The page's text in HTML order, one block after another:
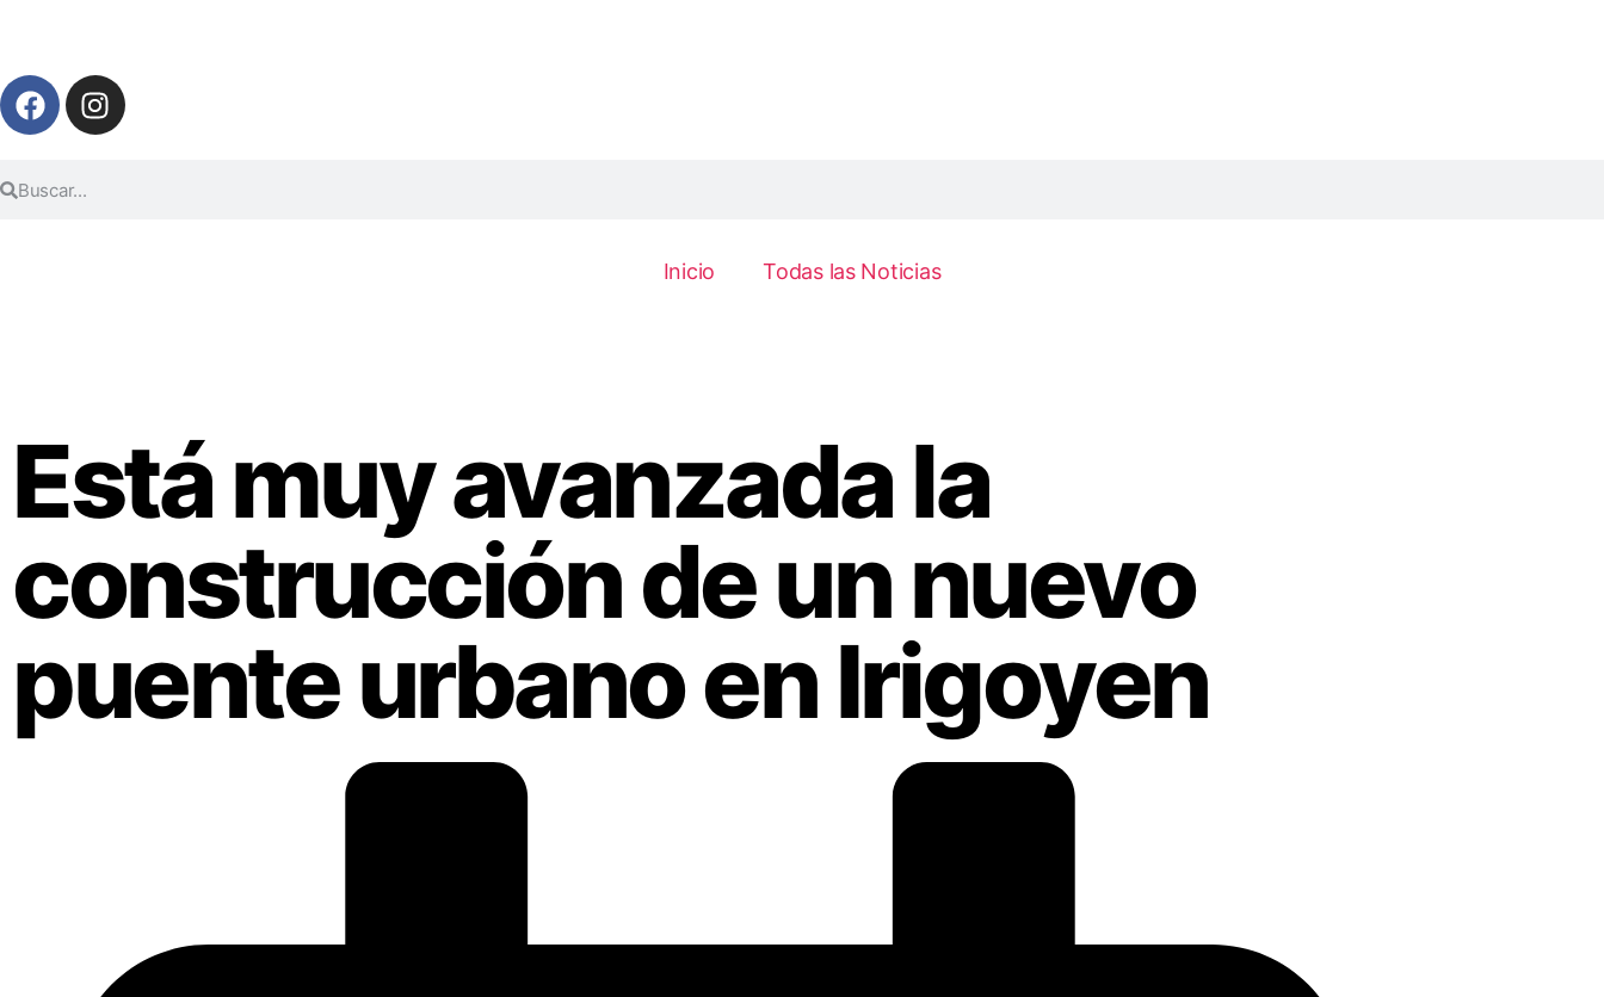
Inicio Todas las Noticias
Está muy avanzada la
construcción de un nuevo
puente urbano en Irigoyen